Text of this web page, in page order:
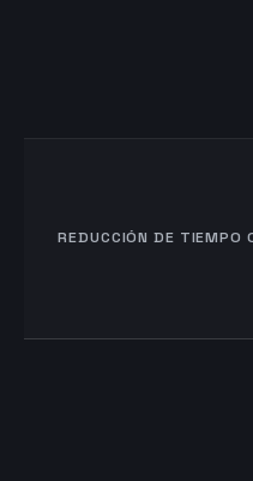
REDUCCIÓN DE TIEMPO